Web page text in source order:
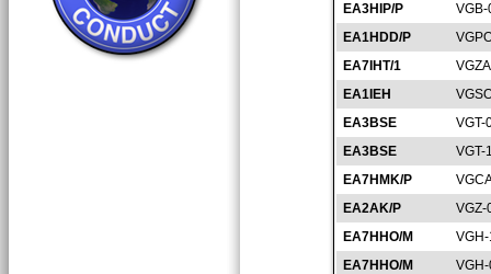
EA3HIP/P
EA1HDD/P
EA7IHT/1
EA1IEH
EA3BSE
VGT-
EA3BSE
VGT-
EA7HMK/P
EA2AK/P
VGZ-
EA7HHO/M
EA7HHO/M